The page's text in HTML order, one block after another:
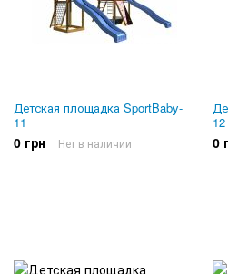
Детская площадка SportBaby-
11
0 грн Нет в наличии
12
0